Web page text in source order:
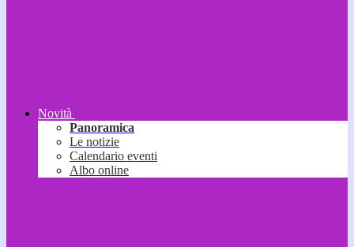
Novità
Panoramica
Le notizie
Calendario eventi
Albo online